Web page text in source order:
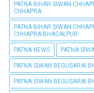
PATNA BIHAR SIWAN
CHHAPRA
PATNA BIHAR SIWAN
CHHAPRA BHAGALPUR
PATNA NEWS PATNA
PATNA SIWAN BEGUSARAI
PATNA SIWAN BEGUSARAI